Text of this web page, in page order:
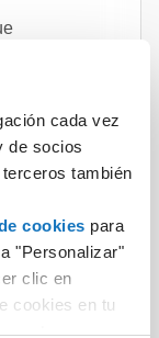
cada vez
de socios
también
cookies para
"Personalizar"
clic en
cookies en tu
aceptas